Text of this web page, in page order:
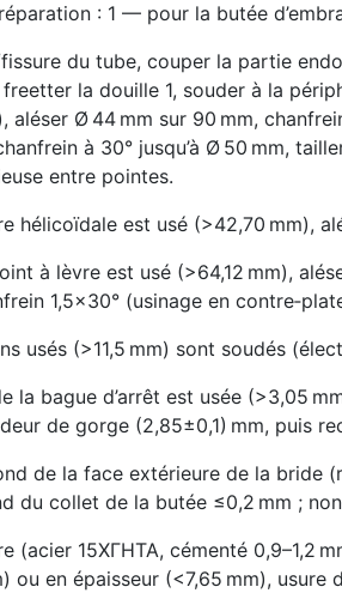
: 1 — pour la butée
du tube, couper la partie
la douille 1, souder à la
aléser Ø 44 mm sur 90 mm,
à 30° jusqu’à Ø 50 mm,
entre pointes.
hélicoïdale est usé (>42,70 mm),
à lèvre est usé (>64,12 mm),
1,5×30° (usinage en
usés (>11,5 mm) sont soudés
la bague d’arrêt est usée (>3,05
de gorge (2,85±0,1) mm, puis
de la face extérieure de la bride
du collet de la butée ≤0,2 mm ;
(acier 15ХГНТА, cémenté 0,9–1,2
ou en épaisseur (<7,65 mm),